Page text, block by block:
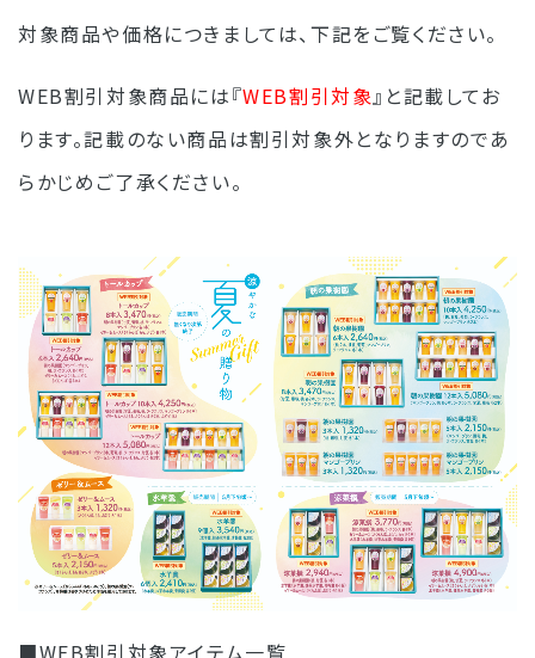
対象商品や価格につきましては、下記をご覧ください。
WEB割引対象商品には『WEB割引対象』と記載してお
ります。記載のない商品は割引対象外となりますのであ
らかじめご了承ください。
■WEB割引対象アイテム一覧